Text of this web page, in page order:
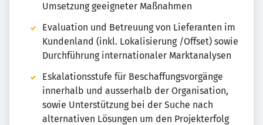
Umsetzung geeigneter Maßnahmen
Evaluation und Betreuung von Lieferanten im
Kundenland (inkl. Lokalisierung /Offset) sowie
Durchführung internationaler Marktanalysen
Eskalationsstufe für Beschaffungsvorgänge
innerhalb und ausserhalb der Organisation,
sowie Unterstützung bei der Suche nach
alternativen Lösungen um den Projekterfolg